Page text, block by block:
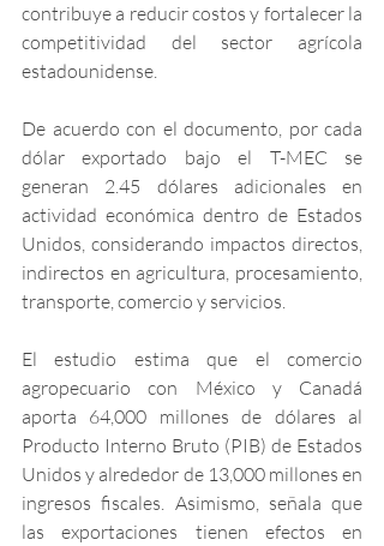
contribuye a reducir costos y fortalecer la
competitividad del sector agrícola
estadounidense.
De acuerdo con el documento, por cada
dólar exportado bajo el T-MEC se
generan 2.45 dólares adicionales en
actividad económica dentro de Estados
Unidos, considerando impactos directos,
indirectos en agricultura, procesamiento,
transporte, comercio y servicios.
El estudio estima que el comercio
agropecuario con México y Canadá
aporta 64,000 millones de dólares al
Producto Interno Bruto (PIB) de Estados
Unidos y alrededor de 13,000 millones en
ingresos fiscales. Asimismo, señala que
las exportaciones tienen efectos en